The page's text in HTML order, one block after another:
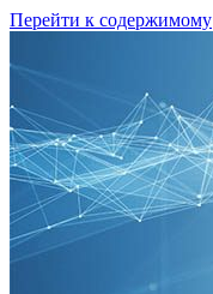
Перейти к содержимому